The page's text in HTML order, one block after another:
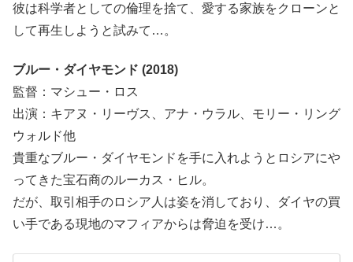
彼は科学者としての倫理を捨て、愛する家族をクローンと
して再生しようと試みて…。
ブルー・ダイヤモンド (2018)
監督：マシュー・ロス
出演：キアヌ・リーヴス、アナ・ウラル、モリー・リング
ウォルド他
貴重なブルー・ダイヤモンドを手に入れようとロシアにや
ってきた宝石商のルーカス・ヒル。
だが、取引相手のロシア人は姿を消しており、ダイヤの買
い手である現地のマフィアからは脅迫を受け…。